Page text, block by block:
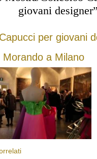
giovani designer”
per giovani
Morando a Milano